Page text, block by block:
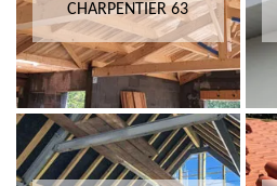
CHARPENTIER 63